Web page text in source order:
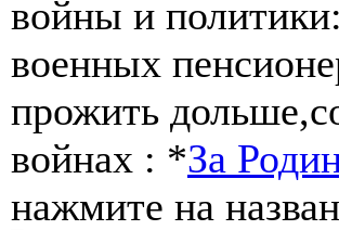
войны и
военных
прожить
войнах : *За
нажмите на